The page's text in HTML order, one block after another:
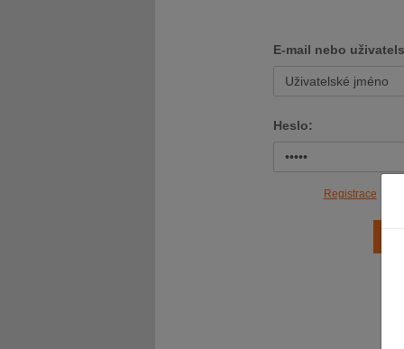
E-mail nebo
Heslo:
Registrace